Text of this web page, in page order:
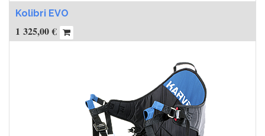
Kolibri EVO
1 325,00€